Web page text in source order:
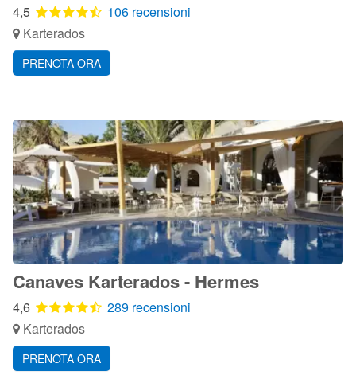
4,5
106 recensioni
Karterados
PRENOTA ORA
Canaves Karterados - Hermes
4,6
289 recensioni
Karterados
PRENOTA ORA